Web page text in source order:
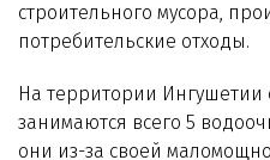
строительного мусора,
потребительские отходы.
На территории Ингушетии
занимаются всего 5
они из-за своей